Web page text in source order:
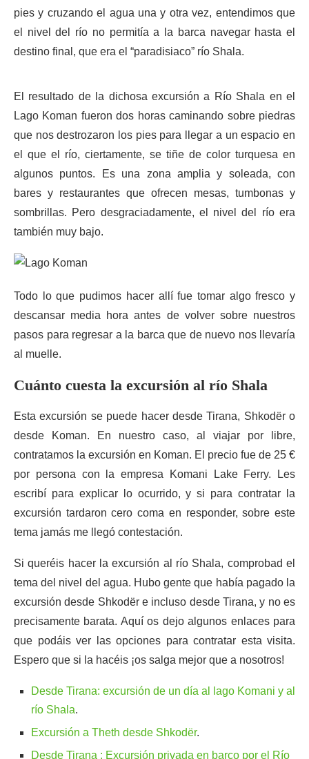
pies y cruzando el agua una y otra vez, entendimos que
el nivel del río no permitía a la barca navegar hasta el
destino final, que era el “paradisiaco” río Shala.
El resultado de la dichosa excursión a Río Shala en el
Lago Koman fueron dos horas caminando sobre piedras
que nos destrozaron los pies para llegar a un espacio en
el que el río, ciertamente, se tiñe de color turquesa en
algunos puntos. Es una zona amplia y soleada, con
bares y restaurantes que ofrecen mesas, tumbonas y
sombrillas. Pero desgraciadamente, el nivel del río era
también muy bajo.
Todo lo que pudimos hacer allí fue tomar algo fresco y
descansar media hora antes de volver sobre nuestros
pasos para regresar a la barca que de nuevo nos llevaría
al muelle.
Cuánto cuesta la excursión al río Shala
Esta excursión se puede hacer desde Tirana, Shkodër o
desde Koman. En nuestro caso, al viajar por libre,
contratamos la excursión en Koman. El precio fue de 25 €
por persona con la empresa Komani Lake Ferry. Les
escribí para explicar lo ocurrido, y si para contratar la
excursión tardaron cero coma en responder, sobre este
tema jamás me llegó contestación.
Si queréis hacer la excursión al río Shala, comprobad el
tema del nivel del agua. Hubo gente que había pagado la
excursión desde Shkodër e incluso desde Tirana, y no es
precisamente barata. Aquí os dejo algunos enlaces para
que podáis ver las opciones para contratar esta visita.
Espero que si la hacéis ¡os salga mejor que a nosotros!
Desde Tirana: excursión de un día al lago Komani y al
río Shala.
Excursión a Theth desde Shkodër.
Desde Tirana : Excursión privada en barco por el Río